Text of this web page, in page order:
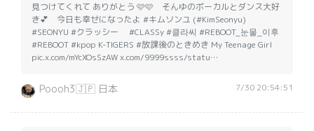
見つけてくれて ありがとう 🩷🩷 そんゆのボーカルとダンス大好
き💕 今日も幸せになったよ #キムソンユ (#KimSeonyu)
#SEONYU #クラッシー #CLASSy #클라씨 #REBOOT_눈물_이후
#REBOOT #kpop K-TIGERS #放課後のときめき My Teenage Girl
pic.x.com/mYcXOsSzAW x.com/9999ssss/statu…
Poooh3🇯🇵 日本 7/30 20:54:51